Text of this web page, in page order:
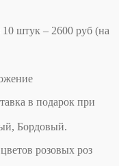
штук – 2600 руб (на
в подарок при
Бордовый.
розовых роз